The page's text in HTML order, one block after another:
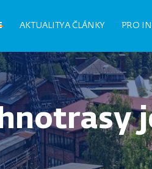
AKTUALITY A ČLÁNKY PRO